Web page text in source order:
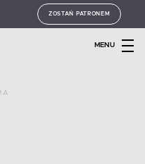
ZOSTAŃ PATRONEM
MENU